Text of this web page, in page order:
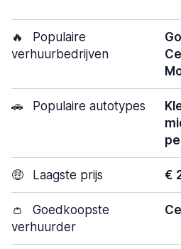
🔥
Populaire
verhuurbedrijven
🚗 Populaire autotypes
🤑 Laagste prijs €
👛
Goedkoopste
verhuurder